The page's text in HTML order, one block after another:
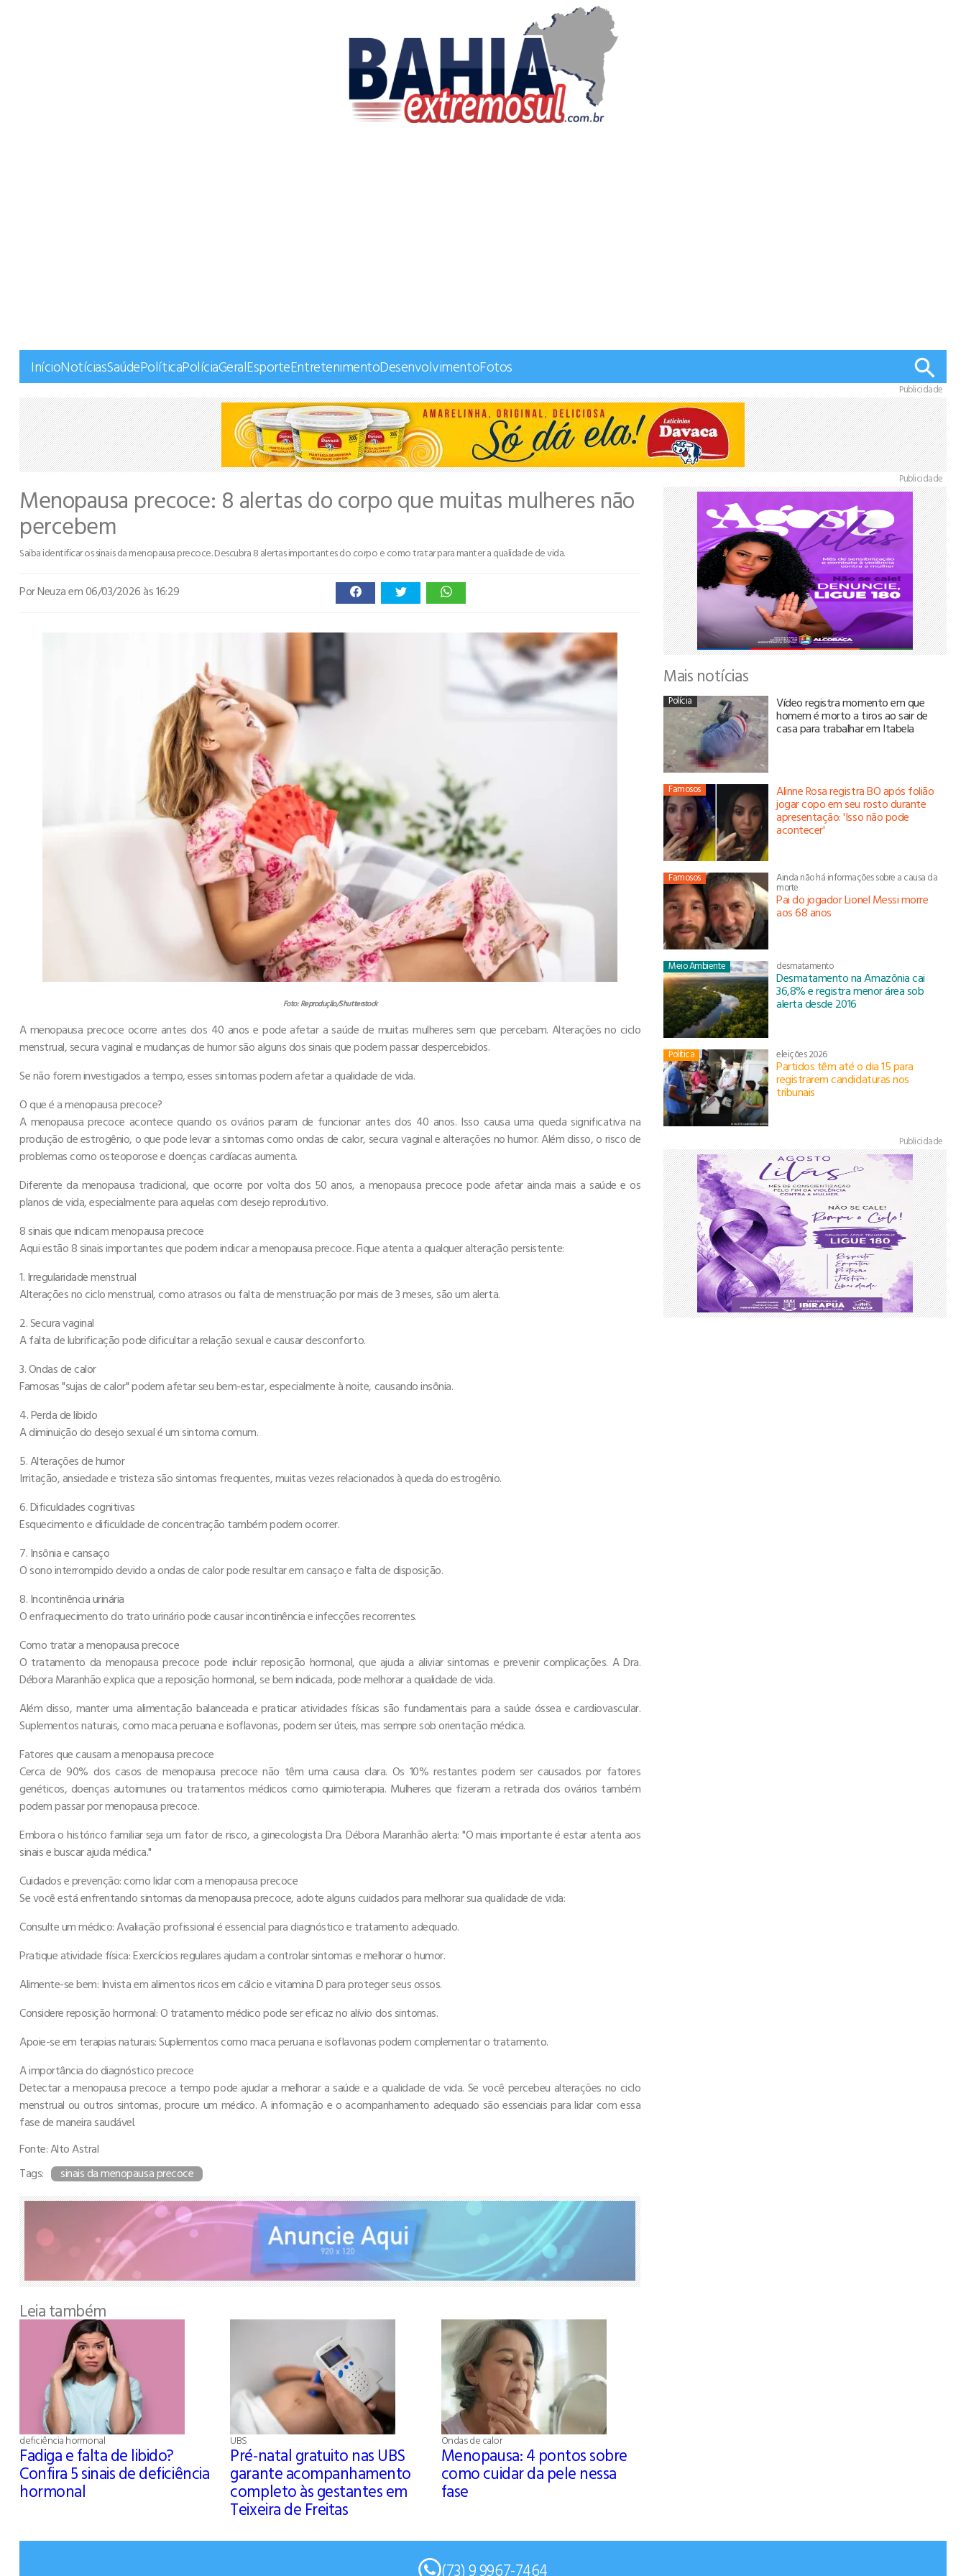
InícioNotíciasSaúdePolíticaPolíciaGeralEsporteEntretenimentoDesenvolvimentoFotos
Publicidade
Menopausa precoce: 8 alertas do corpo que muitas mulheres não
percebem
Saiba identificar os sinais da menopausa precoce. Descubra 8 alertas importantes do corpo e como tratar para manter a qualidade de vida.
Por Neuzaem 06/03/2026 às 16:29
Foto: Reprodução/Shutterstock
A menopausa precoce ocorre antes dos 40 anos e pode afetar a saúde de muitas mulheres sem que percebam. Alterações no ciclo
menstrual, secura vaginal e mudanças de humor são alguns dos sinais que podem passar despercebidos.
Se não forem investigados a tempo, esses sintomas podem afetar a qualidade de vida.
O que é a menopausa precoce?
A menopausa precoce acontece quando os ovários param de funcionar antes dos 40 anos. Isso causa uma queda significativa na
produção de estrogênio, o que pode levar a sintomas como ondas de calor, secura vaginal e alterações no humor. Além disso, o risco de
problemas como osteoporose e doenças cardíacas aumenta.
Diferente da menopausa tradicional, que ocorre por volta dos 50 anos, a menopausa precoce pode afetar ainda mais a saúde e os
planos de vida, especialmente para aquelas com desejo reprodutivo.
8 sinais que indicam menopausa precoce
Aqui estão 8 sinais importantes que podem indicar a menopausa precoce. Fique atenta a qualquer alteração persistente:
1. Irregularidade menstrual
Alterações no ciclo menstrual, como atrasos ou falta de menstruação por mais de 3 meses, são um alerta.
2. Secura vaginal
A falta de lubrificação pode dificultar a relação sexual e causar desconforto.
3. Ondas de calor
Famosas "sujas de calor" podem afetar seu bem-estar, especialmente à noite, causando insônia.
4. Perda de libido
A diminuição do desejo sexual é um sintoma comum.
5. Alterações de humor
Irritação, ansiedade e tristeza são sintomas frequentes, muitas vezes relacionados à queda do estrogênio.
6. Dificuldades cognitivas
Esquecimento e dificuldade de concentração também podem ocorrer.
7. Insônia e cansaço
O sono interrompido devido a ondas de calor pode resultar em cansaço e falta de disposição.
8. Incontinência urinária
O enfraquecimento do trato urinário pode causar incontinência e infecções recorrentes.
Como tratar a menopausa precoce
O tratamento da menopausa precoce pode incluir reposição hormonal, que ajuda a aliviar sintomas e prevenir complicações. A Dra.
Débora Maranhão explica que a reposição hormonal, se bem indicada, pode melhorar a qualidade de vida.
Além disso, manter uma alimentação balanceada e praticar atividades físicas são fundamentais para a saúde óssea e cardiovascular.
Suplementos naturais, como maca peruana e isoflavonas, podem ser úteis, mas sempre sob orientação médica.
Fatores que causam a menopausa precoce
Cerca de 90% dos casos de menopausa precoce não têm uma causa clara. Os 10% restantes podem ser causados por fatores
genéticos, doenças autoimunes ou tratamentos médicos como quimioterapia. Mulheres que fizeram a retirada dos ovários também
podem passar por menopausa precoce.
Embora o histórico familiar seja um fator de risco, a ginecologista Dra. Débora Maranhão alerta: "O mais importante é estar atenta aos
sinais e buscar ajuda médica."
Cuidados e prevenção: como lidar com a menopausa precoce
Se você está enfrentando sintomas da menopausa precoce, adote alguns cuidados para melhorar sua qualidade de vida:
Consulte um médico: Avaliação profissional é essencial para diagnóstico e tratamento adequado.
Pratique atividade física: Exercícios regulares ajudam a controlar sintomas e melhorar o humor.
Alimente-se bem: Invista em alimentos ricos em cálcio e vitamina D para proteger seus ossos.
Considere reposição hormonal: O tratamento médico pode ser eficaz no alívio dos sintomas.
Apoie-se em terapias naturais: Suplementos como maca peruana e isoflavonas podem complementar o tratamento.
A importância do diagnóstico precoce
Detectar a menopausa precoce a tempo pode ajudar a melhorar a saúde e a qualidade de vida. Se você percebeu alterações no ciclo
menstrual ou outros sintomas, procure um médico. A informação e o acompanhamento adequado são essenciais para lidar com essa
fase de maneira saudável.
Fonte: Alto Astral
Tags:
sinais da menopausa precoce
Leia também
deficiência hormonal
Fadiga e falta de libido?
Confira 5 sinais de deficiência
hormonal
UBS
Pré-natal gratuito nas UBS
garante acompanhamento
completo às gestantes em
Teixeira de Freitas
Ondas de calor
Menopausa: 4 pontos sobre
como cuidar da pele nessa
fase
Publicidade
Mais notícias
Polícia Vídeo registra momento em que
homem é morto a tiros ao sair de
casa para trabalhar em Itabela
Famosos Alinne Rosa registra BO após folião
jogar copo em seu rosto durante
apresentação: 'Isso não pode
acontecer'
Famosos Ainda não há informações sobre a causa da
morte
Pai do jogador Lionel Messi morre
aos 68 anos
Meio Ambiente desmatamento
Desmatamento na Amazônia cai
36,8% e registra menor área sob
alerta desde 2016
Política eleições 2026
Partidos têm até o dia 15 para
registrarem candidaturas nos
tribunais
Publicidade
(73) 9 9967-7464